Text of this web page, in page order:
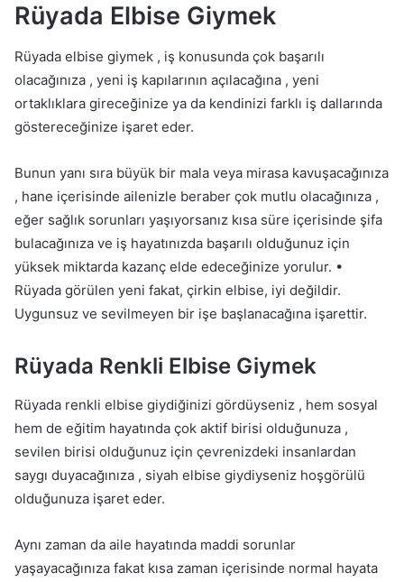
Rüyada Elbise Giymek
Rüyada elbise giymek , iş konusunda çok başarılı
olacağınıza , yeni iş kapılarının açılacağına , yeni
ortaklıklara gireceğinize ya da kendinizi farklı iş dallarında
göstereceğinize işaret eder.
Bunun yanı sıra büyük bir mala veya mirasa kavuşacağınıza
, hane içerisinde ailenizle beraber çok mutlu olacağınıza ,
eğer sağlık sorunları yaşıyorsanız kısa süre içerisinde şifa
bulacağınıza ve iş hayatınızda başarılı olduğunuz için
yüksek miktarda kazanç elde edeceğinize yorulur. •
Rüyada görülen yeni fakat, çirkin elbise, iyi değildir.
Uygunsuz ve sevilmeyen bir işe başlanacağına işarettir.
Rüyada Renkli Elbise Giymek
Rüyada renkli elbise giydiğinizi gördüyseniz , hem sosyal
hem de eğitim hayatında çok aktif birisi olduğunuza ,
sevilen birisi olduğunuz için çevrenizdeki insanlardan
saygı duyacağınıza , siyah elbise giydiyseniz hoşgörülü
olduğunuza işaret eder.
Aynı zaman da aile hayatında maddi sorunlar
yaşayacağınıza fakat kısa zaman içerisinde normal hayata